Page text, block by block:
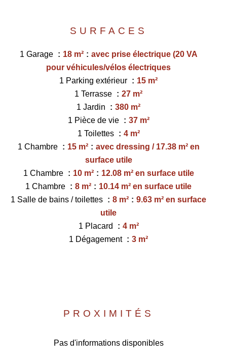
SURFACES
1 Garage 18 m²
avec prise électrique (20 VA
pour véhicules/vélos électriques
1 Parking extérieur
15 m²
1 Terrasse
27 m²
1 Jardin
380 m²
1 Pièce de vie
37 m²
1 Toilettes
4 m²
1 Chambre
15 m²
avec dressing / 17.38 m² en
surface utile
1 Chambre
10 m²
12.08 m² en surface utile
1 Chambre
8 m²
10.14 m² en surface utile
1 Salle de bains / toilettes
8 m²
9.63 m² en surface
utile
1 Placard
4 m²
1 Dégagement
3 m²
PROXIMITÉS
Pas d'informations disponibles